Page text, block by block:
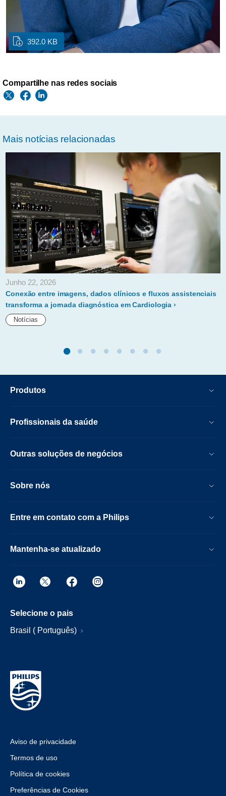
392.0 KB
Compartilhe nas redes sociais
Mais notícias relacionadas
Junho 22, 2026
Conexão entre imagens, dados clínicos e fluxos assistenciais
transforma a jornada diagnóstica em Cardiologia
Notícias
Produtos
Profissionais da saúde
Outras soluções de negócios
Sobre nós
Entre em contato com a Philips
Mantenha-se atualizado
Selecione o pais
Brasil ( Português)
Aviso de privacidade
Termos de uso
Política de cookies
Preferências de Cookies